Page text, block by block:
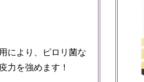
により、ピロリ菌な
力を強めます！